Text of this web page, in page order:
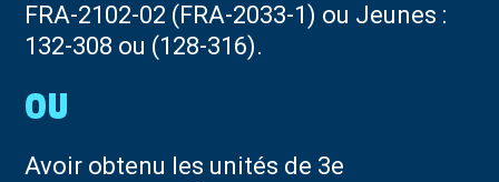
FRA-2102-02 (FRA-2033-1) ou Jeunes :
132-308 ou (128-316).
Avoir obtenu les unités de 3e